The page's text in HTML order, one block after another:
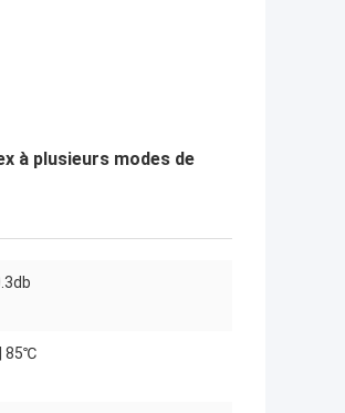
à plusieurs modes de
85℃